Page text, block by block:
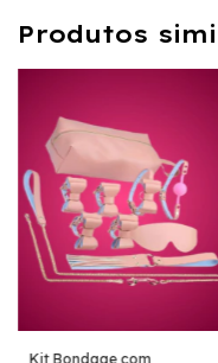
Produtos
Kit Bondage com